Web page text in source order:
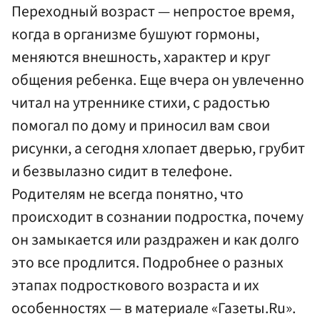
Переходный возраст — непростое время,
когда в организме бушуют гормоны,
меняются внешность, характер и круг
общения ребенка. Еще вчера он увлеченно
читал на утреннике стихи, с радостью
помогал по дому и приносил вам свои
рисунки, а сегодня хлопает дверью, грубит
и безвылазно сидит в телефоне.
Родителям не всегда понятно, что
происходит в сознании подростка, почему
он замыкается или раздражен и как долго
это все продлится. Подробнее о разных
этапах подросткового возраста и их
особенностях — в материале «Газеты.Ru».